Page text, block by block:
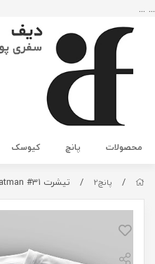
... ...
محصولات پانچ کیوسک
/ پانچ2 / تیشرت Batman #31